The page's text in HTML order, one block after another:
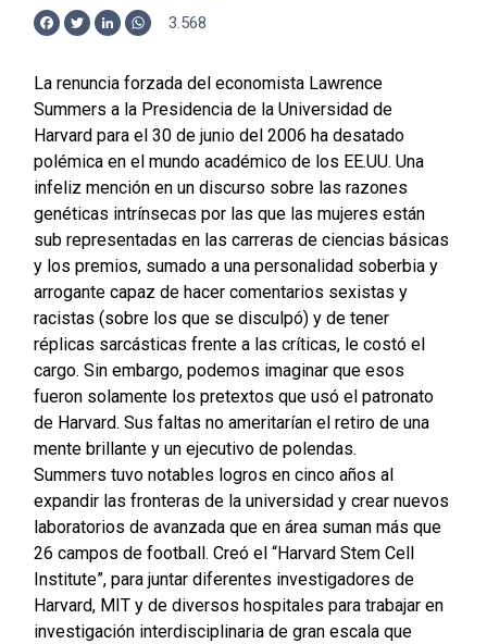
Facebook
TwitterLinkedInWhatsApp
3.568
La renuncia forzada del economista Lawrence
Summers a la Presidencia de la Universidad de
Harvard para el 30 de junio del 2006 ha desatado
polémica en el mundo académico de los EE.UU. Una
infeliz mención en un discurso sobre las razones
genéticas intrínsecas por las que las mujeres están
sub representadas en las carreras de ciencias básicas
y los premios, sumado a una personalidad soberbia y
arrogante capaz de hacer comentarios sexistas y
racistas (sobre los que se disculpó) y de tener
réplicas sarcásticas frente a las críticas, le costó el
cargo. Sin embargo, podemos imaginar que esos
fueron solamente los pretextos que usó el patronato
de Harvard. Sus faltas no ameritarían el retiro de una
mente brillante y un ejecutivo de polendas.
Summers tuvo notables logros en cinco años al
expandir las fronteras de la universidad y crear nuevos
laboratorios de avanzada que en área suman más que
26 campos de football. Creó el “Harvard Stem Cell
Institute”, para juntar diferentes investigadores de
Harvard, MIT y de diversos hospitales para trabajar en
investigación interdisciplinaria de gran escala que